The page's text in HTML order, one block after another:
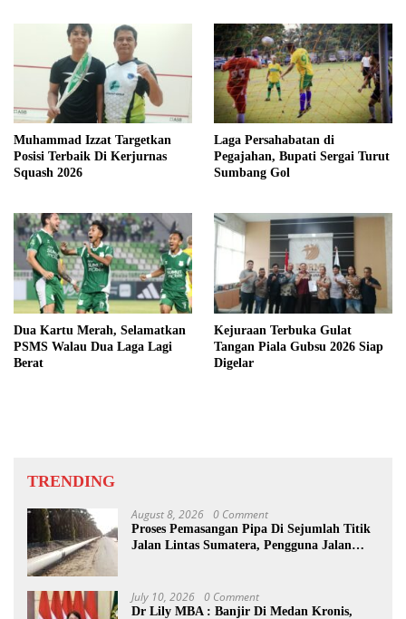
Muhammad Izzat Targetkan
Posisi Terbaik Di Kerjurnas
Squash 2026
Laga Persahabatan di
Pegajahan, Bupati Sergai Turut
Sumbang Gol
Dua Kartu Merah, Selamatkan
PSMS Walau Dua Laga Lagi
Berat
Kejuraan Terbuka Gulat
Tangan Piala Gubsu 2026 Siap
Digelar
TRENDING
August 8, 2026 0 Comment
Proses Pemasangan Pipa Di Sejumlah Titik
Jalan Lintas Sumatera, Pengguna Jalan
July 10, 2026 0 Comment
Dr Lily MBA : Banjir Di Medan Kronis,